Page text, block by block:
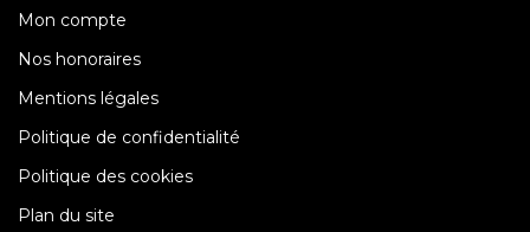
Mon compte
Nos honoraires
Mentions légales
Politique de confidentialité
Politique des cookies
Plan du site